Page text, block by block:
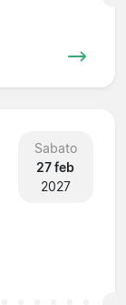
Sabato
27 feb
2027